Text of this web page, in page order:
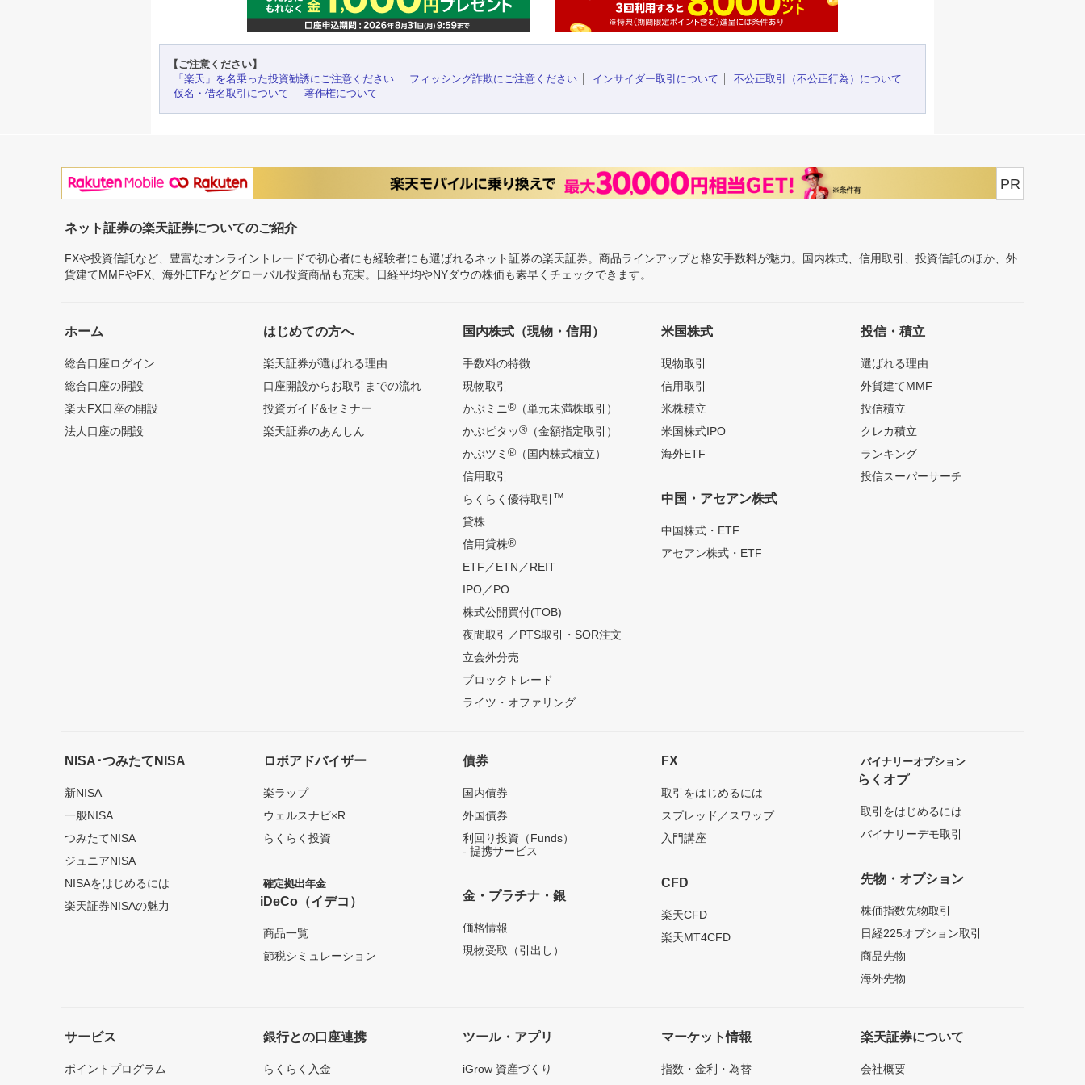
【ご注意ください】
「楽天」を名乗った投資勧誘にご注意ください
フィッシング詐欺にご注意ください インサイダー取引について
不公正取引（不公正行為）について
仮名・借名取引について
著作権について
PR
ネット証券の楽天証券についてのご紹介
FXや投資信託など、豊富なオンライントレードで初心者にも経験者にも選ばれるネット証券の楽天証券。商品ラインアップと格安手数料が魅力。国内株式、信用取引、投資信託のほか、外
貨建てMMFやFX、海外ETFなどグローバル投資商品も充実。日経平均やNYダウの株価も素早くチェックできます。
ホーム
総合口座ログイン
総合口座の開設
楽天FX口座の開設
法人口座の開設
はじめての方へ
楽天証券が選ばれる理由
口座開設からお取引までの流れ
投資ガイド&セミナー
楽天証券のあんしん
国内株式（現物・信用）
手数料の特徴
現物取引
かぶミニ®（単元未満株取引）
かぶピタッ®（金額指定取引）
かぶツミ ®（国内株式積立）
信用取引
らくらく優待取引 ™
貸株
信用貸株®
ETF／ETN／REIT
IPO／PO
株式公開買付(TOB)
夜間取引／PTS取引・SOR注文
立会外分売
ブロックトレード
ライツ・オファリング
米国株式
現物取引
信用取引
米株積立
米国株式IPO
海外ETF
中国・アセアン株式
中国株式・ETF
アセアン株式・ETF
投信・積立
選ばれる理由
外貨建てMMF
投信積立
クレカ積立
ランキング
投信スーパーサーチ
NISA･つみたてNISA
新NISA
一般NISA
つみたてNISA
ジュニアNISA
NISAをはじめるには
楽天証券NISAの魅力
ロボアドバイザー
楽ラップ
ウェルスナビ×R
らくらく投資
確定拠出年金
iDeCo（イデコ）
商品一覧
節税シミュレーション
債券
国内債券
外国債券
利回り投資（Funds）
- 提携サービス
金・プラチナ・銀
価格情報
現物受取（引出し）
FX
取引をはじめるには
スプレッド／スワップ
入門講座
CFD
楽天CFD
楽天MT4CFD
バイナリーオプション
らくオプ
取引をはじめるには
バイナリーデモ取引
先物・オプション
株価指数先物取引
日経225オプション取引
商品先物
海外先物
サービス
ポイントプログラム
銀行との口座連携
らくらく入金
ツール・アプリ
iGrow 資産づくり
マーケット情報
指数・金利・為替
楽天証券について
会社概要